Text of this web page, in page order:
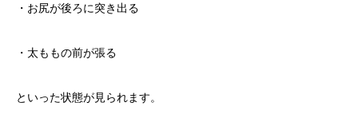
・お尻が後ろに突き出る
・太ももの前が張る
といった状態が見られます。